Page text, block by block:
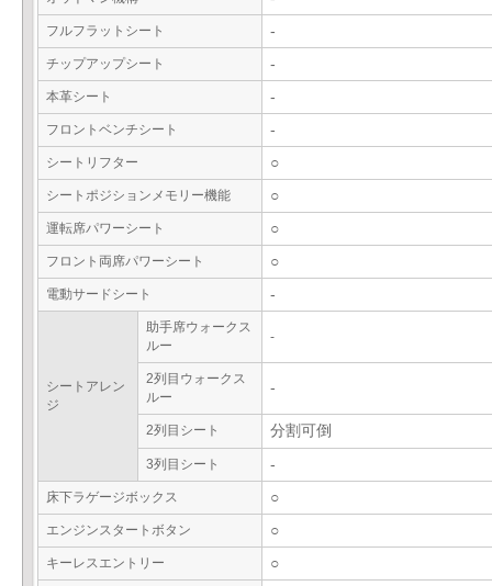
フルフラットシート -
チップアップシート -
本革シート -
フロントベンチシート -
シートリフター ○
シートポジションメモリー機能 ○
運転席パワーシート ○
フロント両席パワーシート ○
電動サードシート -
シートアレン
ジ
助手席ウォークス
ルー
-
2列目ウォークス
ルー
-
2列目シート 分割可倒
3列目シート -
床下ラゲージボックス ○
エンジンスタートボタン ○
キーレスエントリー ○